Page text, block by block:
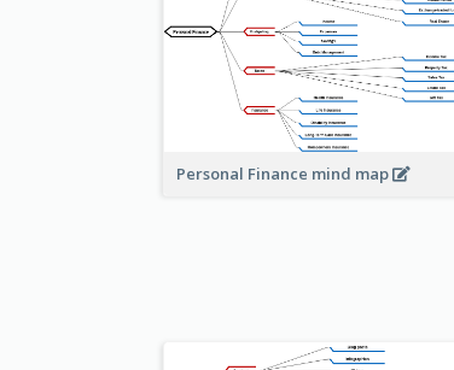
Personal Finance mind map